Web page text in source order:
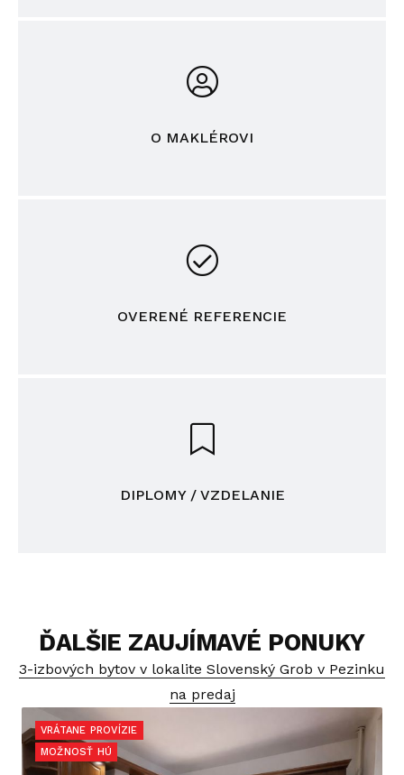
O MAKLÉROVI
OVERENÉ REFERENCIE
DIPLOMY / VZDELANIE
ĎALŠIE ZAUJÍMAVÉ PONUKY
3-izbových bytov v lokalite Slovenský Grob v Pezinku
na predaj
VRÁTANE PROVÍZIE
MOŽNOSŤ HÚ